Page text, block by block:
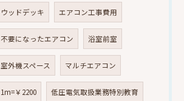
ウッドデッキ エアコン工事費用
不要になったエアコン 浴室前室
室外機スペース マルチエアコン
1m=￥2200 低圧電気取扱業務特別教育